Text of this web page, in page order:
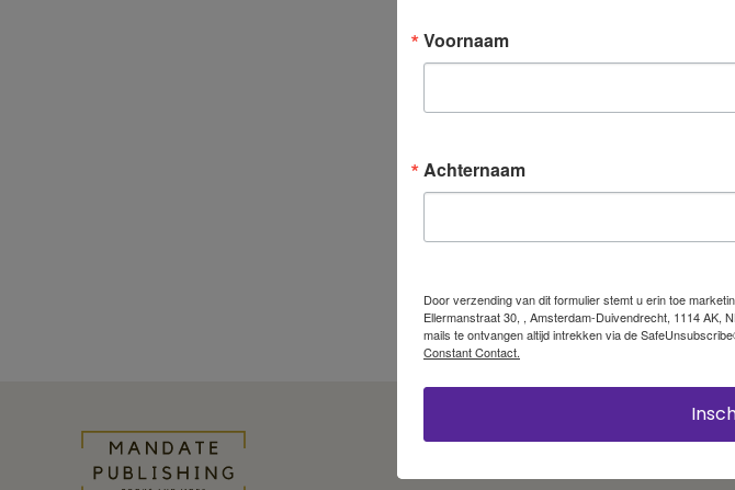
Telefoonnummer:020-8000158
E-mailadres:
Nederlands(
Voornaam
Achternaam
Door verzending van dit formulier stemt u erin toe
Ellermanstraat 30, , Amsterdam-Duivendrecht, 1114 AK,
mails te ontvangen altijd intrekken via de
Constant Contact.